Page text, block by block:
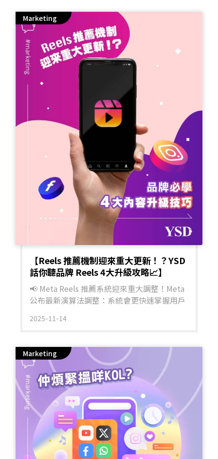
【Reels 推薦機制迎來重大更新！？YSD
話你聽品牌 Reels 4大升級攻略📈】
📢 Meta Reels 推薦系統迎來重大調整！Meta
公布最新演算法調整：系統會更快速掌握用戶
對品牌嚟講，呢個改動係機會，亦係挑戰：內
接被演算法淘汰！🔍 Meta 推薦機制升級重點
如下：🟠更快學習觀眾喜好：系統會根據你睇
片時間、互動行為、收藏記錄，迅速推薦相似
內容。🟠推播更重視互動 & 停留時間：單靠
「讚」唔夠，觀眾有無睇到尾、有無留言先係
關鍵。🟠負面訊號會即時降權：被點「不感興
趣」或舉報，演算法會直接減少曝光。🟠AI 搜
尋建議提升內容延伸力：觀眾愈睇愈深入，短
影片先有機會多次出現於探索中。= = = = = =
品牌 Reels 4大升級攻略 = = = = = = 1️⃣ 開場 3
2025-11-14
Marketing
Marketing